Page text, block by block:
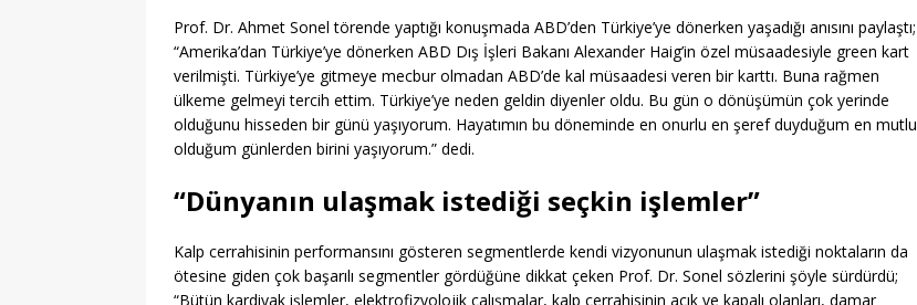
Prof. Dr. Ahmet Sonel törende yaptığı konuşmada ABD’den Türkiye’ye dönerken yaşadığı anısını paylaştı;
“Amerika’dan Türkiye’ye dönerken ABD Dış İşleri Bakanı Alexander Haig’in özel müsaadesiyle green kart
verilmişti. Türkiye’ye gitmeye mecbur olmadan ABD’de kal müsaadesi veren bir karttı. Buna rağmen
ülkeme gelmeyi tercih ettim. Türkiye’ye neden geldin diyenler oldu. Bu gün o dönüşümün çok yerinde
olduğunu hisseden bir günü yaşıyorum. Hayatımın bu döneminde en onurlu en şeref duyduğum en mutlu
olduğum günlerden birini yaşıyorum.” dedi.
“Dünyanın ulaşmak istediği seçkin işlemler”
Kalp cerrahisinin performansını gösteren segmentlerde kendi vizyonunun ulaşmak istediği noktaların da
ötesine giden çok başarılı segmentler gördüğüne dikkat çeken Prof. Dr. Sonel sözlerini şöyle sürdürdü;
“Bütün kardiyak işlemler, elektrofizyolojik çalışmalar, kalp cerrahisinin açık ve kapalı olanları, damar